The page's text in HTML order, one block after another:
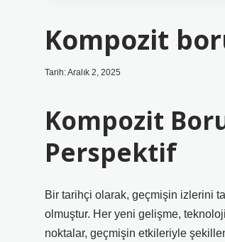
Kompozit
Tarih: Aralık 2, 2025
Kompozit
Perspektif
Bir tarihçi olarak, geçmişin izlerini
olmuştur. Her yeni gelişme,
noktalar, geçmişin etkileriyle